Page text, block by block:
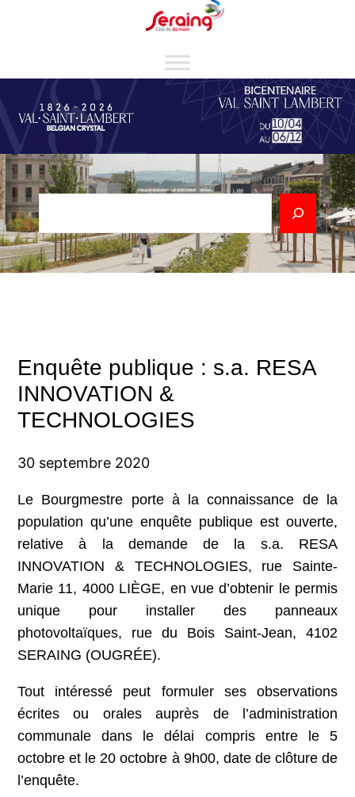
Rechercher
Enquête publique : s.a. RESA
INNOVATION &
TECHNOLOGIES
30 septembre 2020
Le Bourgmestre porte à la connaissance de la
population qu’une enquête publique est ouverte,
relative à la demande de la s.a. RESA
INNOVATION & TECHNOLOGIES, rue Sainte-
Marie 11, 4000 LIÈGE, en vue d’obtenir le permis
unique pour installer des panneaux
photovoltaïques, rue du Bois Saint-Jean, 4102
SERAING (OUGRÉE).
Tout intéressé peut formuler ses observations
écrites ou orales auprès de l’administration
communale dans le délai compris entre le 5
octobre et le 20 octobre à 9h00, date de clôture de
l’enquête.
Cookies management panel